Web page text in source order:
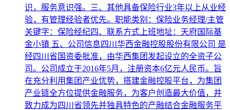
识，服务意识强。三、其他具备保险行业3年以上从业经
验，有管理经验者优先。职能类别：保险业务经理/主管
关键字：保险经纪四、联系方式上班地址：天府国际基
金小镇 五、公司信息四川华西金融控股股份有限公司 是
经四川省国资委批准，由华西集团发起设立的全资子公
司。公司成立于2016年5月，注册资本6亿元人民币。旨
在充分利用集团产业优势，搭建金融控股平台，为集团
产业链全方位提供金融服务，为客户创造最大价值，并
致力成为四川省领先并独具特色的产融结合金融服务平